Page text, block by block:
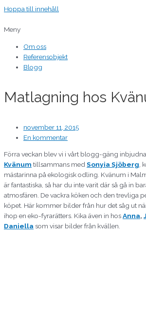
Hoppa till innehåll
Meny
Om oss
Referensobjekt
Blogg
Matlagning hos
november 11, 2015
En kommentar
Förra veckan blev vi i vårt blogg-gäng
Kvänum tillsammans medSonyia Sjöberg,
mästarinna på ekologisk odling. Kvänum i
är fantastiska, så har du inte varit där så gå in
atmosfären. De vackra köken och den trevliga
köpet. Här kommer bilder från hur det såg ut
ihop en eko-fyrarätters. Kika även in hosAnna,
Daniella som visar bilder från kvällen.